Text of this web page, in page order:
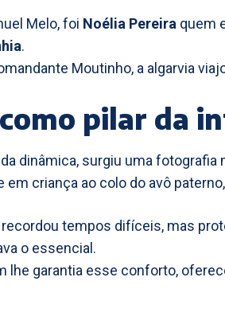
Melo, foi Noélia Pereira quem
.
Moutinho, a algarvia
pilar da
dinâmica, surgiu uma fotografia
em criança ao colo do avô
tempos difíceis, mas
o essencial.
lhe garantia esse conforto,